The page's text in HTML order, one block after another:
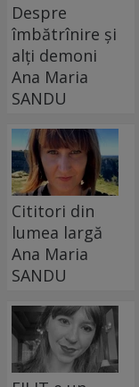
Despre
îmbătrînire și
alți demoni
Ana Maria
SANDU
Cititori din
lumea largă
Ana Maria
SANDU